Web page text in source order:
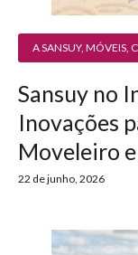
A SANSUY, MÓVEIS,
Sansuy no
Inovações
Moveleiro
22 de junho, 2026